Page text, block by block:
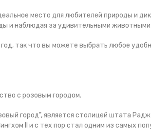
место для любителей природы и
и наблюдая за удивительными животными.
так что вы можете выбрать любое
с розовым городом.
город", является столицей штата
II и с тех пор стал одним из самых